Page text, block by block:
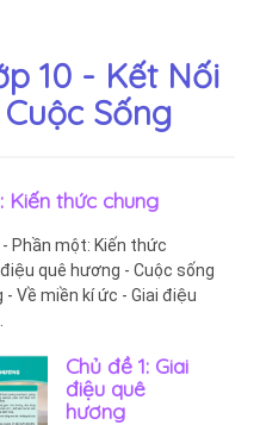
10 - Kết Nối
Sống
Kiến thức chung
Phần một: Kiến thức
quê hương - Cuộc sống
Về miền kí ức - Giai điệu
Chủ đề 1: Giai
điệu quê
hương